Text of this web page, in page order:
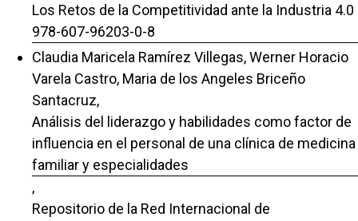
Los Retos de la Competitividad ante la Industria 4.0
978-607-96203-0-8
Claudia Maricela Ramírez Villegas, Werner Horacio
Varela Castro, Maria de los Angeles Briceño
Santacruz,
Análisis del liderazgo y habilidades como factor de
influencia en el personal de una clínica de medicina
familiar y especialidades
,
Repositorio de la Red Internacional de